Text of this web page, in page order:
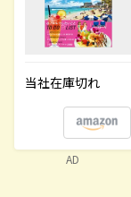
当社在庫切れ
AD